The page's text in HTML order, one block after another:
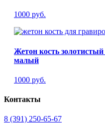
1000 руб.
Жетон кость золотистый
малый
1000 руб.
Контакты
8 (391) 250-65-67